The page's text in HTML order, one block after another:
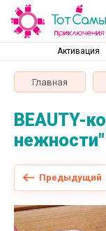
Активация
Главная
BEAUTY-
нежности"
Предыдущий